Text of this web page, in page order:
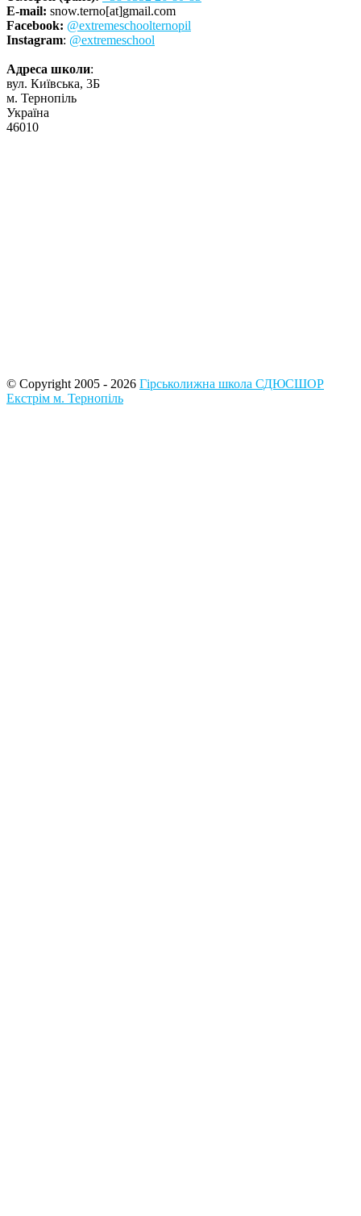
E-mail: snow.terno[at]gmail.com
Facebook: @extremeschoolternopil
Instagram: @extremeschool
Адреса школи:
вул. Київська, 3Б
м. Тернопіль
Україна
46010
© Copyright 2005 - 2026 Гірськолижна школа СДЮСШОР
Екстрім м. Тернопіль